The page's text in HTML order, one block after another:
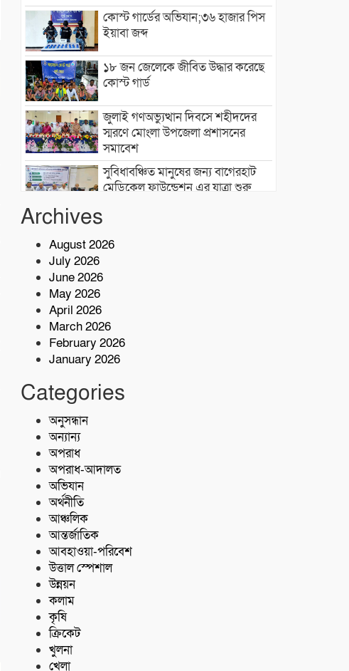
কোস্ট গার্ডের অভিযান;৩৬ হাজার পিস
ইয়াবা জব্দ
১৮ জন জেলেকে জীবিত উদ্ধার করেছে
কোস্ট গার্ড
জুলাই গণঅভ্যুত্থান দিবসে শহীদদের
স্মরণে মোংলা উপজেলা প্রশাসনের
সমাবেশ
সুবিধাবঞ্চিত মানুষের জন্য বাগেরহাট
মেডিকেল ফাউন্ডেশন এর যাত্রা শুরু
সচেতনতামূলক প্রশিক্ষণ
৫ কোটি টাকা মূল্যের ১ কেজি ক্রিস্টাল
মেথ (আইস) জব্দ
চিকিৎসা সেবা,২৫৫ জন পেলেন
চিকিৎসা ও ওষুধ
Archives
August 2026
July 2026
June 2026
May 2026
April 2026
March 2026
February 2026
January 2026
Categories
অনুসন্ধান
অন্যান্য
অপরাধ
অপরাধ-আদালত
অভিযান
অর্থনীতি
আঞ্চলিক
আন্তর্জাতিক
আবহাওয়া-পরিবেশ
উত্তাল স্পেশাল
উন্নয়ন
কলাম
কৃষি
ক্রিকেট
খুলনা
খেলা